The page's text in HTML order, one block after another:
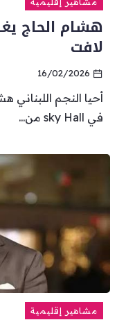
هشام الحاج
لافت
16/02/2026
أحيا النجم اللبناني
في sky Hall من...
مشاهير إقليمية